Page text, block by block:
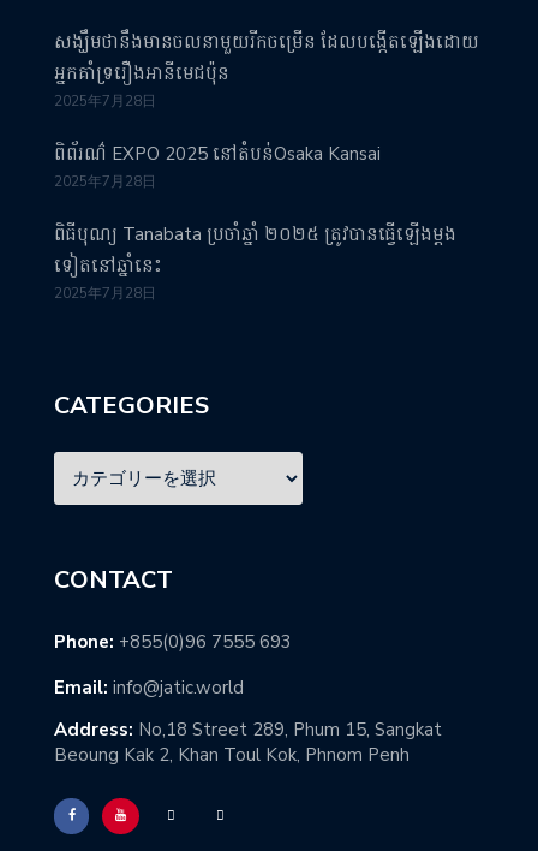
សង្ឃឹមថានឹងមានចលនាមួយរីកចម្រើន ដែលបង្កើតឡើងដោយ
អ្នកគាំទ្ររឿងអានីមេជប៉ុន
2025年7月28日
ពិព័រណ៌ EXPO 2025 នៅតំបន់Osaka Kansai
2025年7月28日
ពិធីបុណ្យ Tanabata ប្រចាំឆ្នាំ ២០២៥ ត្រូវបានធ្វើឡើងម្តង
ទៀតនៅឆ្នាំនេះ
2025年7月28日
CATEGORIES
CONTACT
Phone: +855(0)96 7555 693
Email: info@jatic.world
Address: No,18 Street 289, Phum 15, Sangkat
Beoung Kak 2, Khan Toul Kok, Phnom Penh